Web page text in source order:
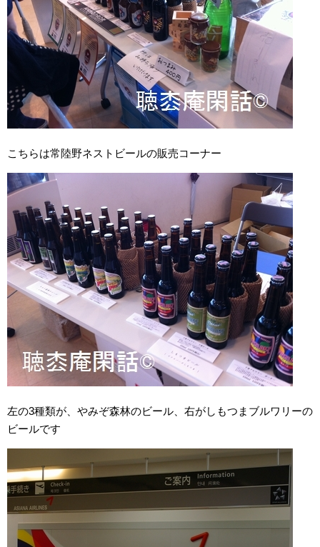
こちらは常陸野ネストビールの販売コーナー
左の3種類が、やみぞ森林のビール、右がしもつまブルワリーの
ビールです